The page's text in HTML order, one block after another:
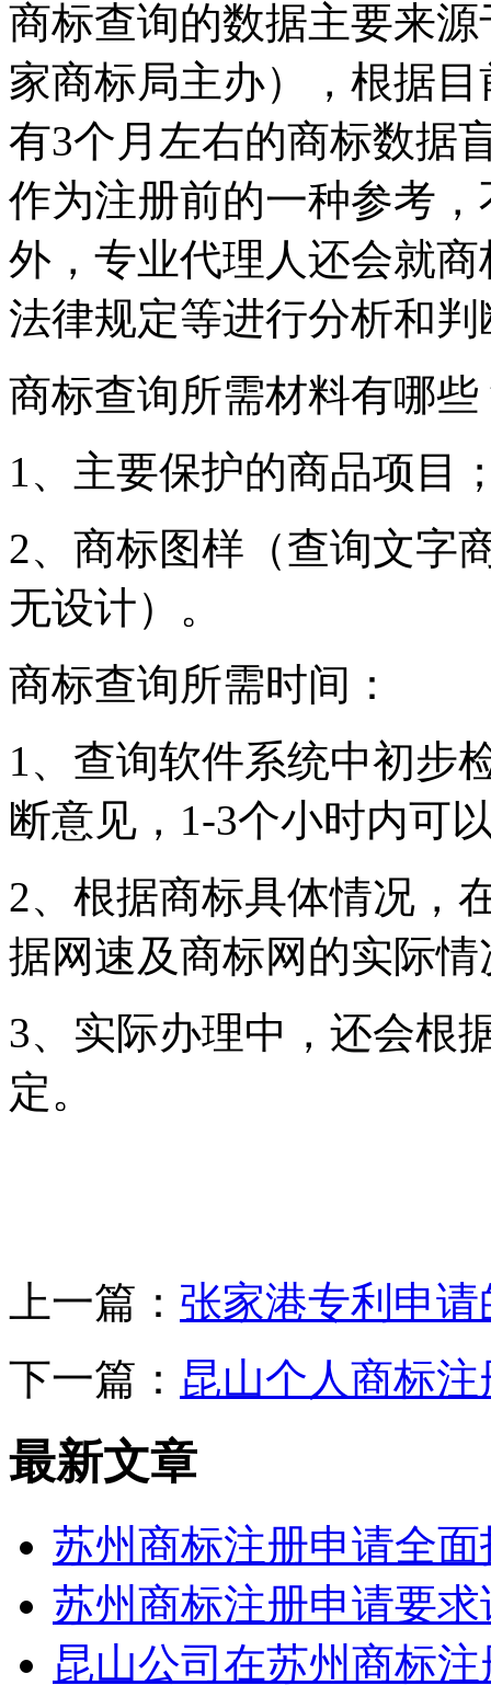
商标查询的数据主要来
家商标局主办），根据
有3个月左右的商标数据
作为注册前的一种参考
外，专业代理人还会就
法律规定等进行分析和判
商标查询所需材料有哪些
1、主要保护的商品项目
2、商标图样（查询文字
无设计）。
商标查询所需时间：
1、查询软件系统中初步
断意见，1-3个小时内可
2、根据商标具体情况，
据网速及商标网的实际
3、实际办理中，还会根
定。
上一篇： 张家港专利申
下一篇： 昆山个人商标
最新文章
苏州商标注册申请全面
苏州商标注册申请要求
昆山公司在苏州商标